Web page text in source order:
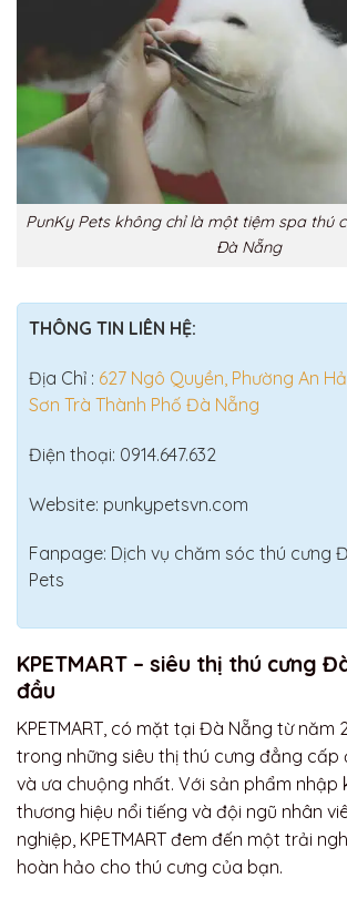
PunKy Pets không chỉ là một tiệm spa thú
Đà Nẵng
THÔNG TIN LIÊN HỆ:
Địa Chỉ : 627 Ngô Quyền, Phường An
Sơn Trà Thành Phố Đà Nẵng
Điện thoại: 0914.647.632
Website: punkypetsvn.com
Fanpage: Dịch vụ chăm sóc thú cưng
Pets
KPETMART – siêu thị thú cưng
đầu
KPETMART, có mặt tại Đà Nẵng từ năm
trong những siêu thị thú cưng đẳng cấp
và ưa chuộng nhất. Với sản phẩm nhập
thương hiệu nổi tiếng và đội ngũ nhân
nghiệp, KPETMART đem đến một trải
hoàn hảo cho thú cưng của bạn.